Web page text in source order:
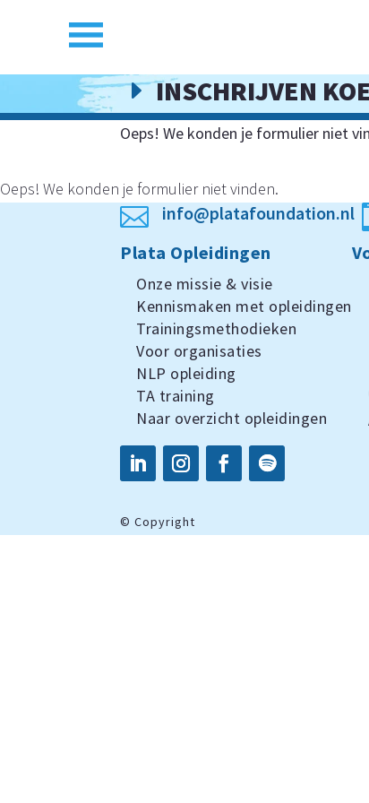
EINSCHRIJVEN
Oeps! We konden je formulier niet
Oeps! We konden je formulier niet vinden.
 info@platafoundation.nl
Plata Opleidingen
Onze missie & visie
Kennismaken met opleidingen
Trainingsmethodieken
Voor organisaties
NLP opleiding
TA training
Naar overzicht opleidingen
©Copyright